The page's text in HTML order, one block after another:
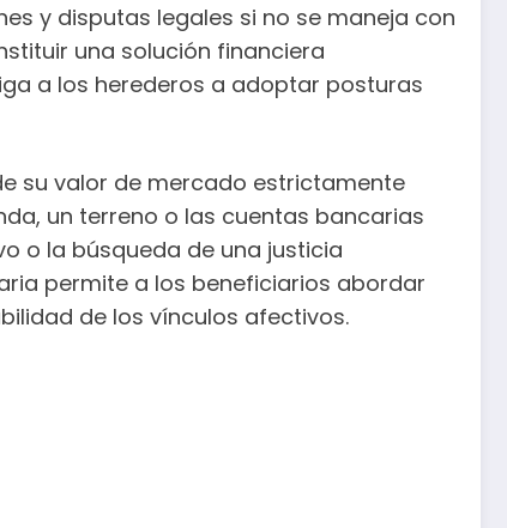
y disputas legales si no se maneja con
una solución financiera
a los herederos a adoptar posturas
su valor de mercado estrictamente
un terreno o las cuentas bancarias
o la búsqueda de una justicia
permite a los beneficiarios abordar
de los vínculos afectivos.